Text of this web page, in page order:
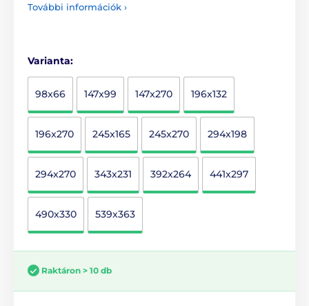
További információk ›
Varianta:
98x66 147x99 147x270 196x132
196x270 245x165 245x270 294x198
294x270 343x231 392x264 441x297
490x330 539x363
Raktáron > 10 db